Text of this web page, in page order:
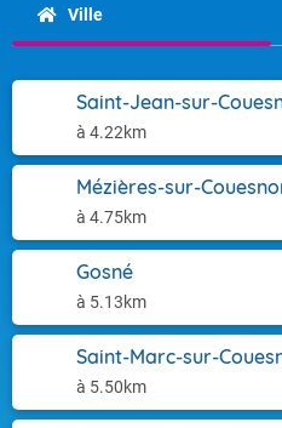
Ville
Saint-Jean-sur-
à 4.22km
Mézières-sur-
à 4.75km
Gosné
à 5.13km
Saint-Marc-sur-
à 5.50km